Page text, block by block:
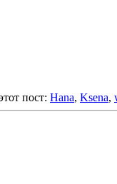
пост: Hana, Ksena,